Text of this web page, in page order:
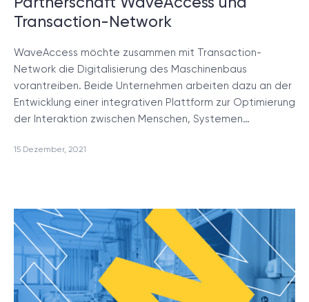
Transaction-Network
WaveAccess möchte zusammen mit Transaction-
Network die Digitalisierung des Maschinenbaus
vorantreiben. Beide Unternehmen arbeiten dazu an der
Entwicklung einer integrativen Plattform zur Optimierung
der Interaktion zwischen Menschen, Systemen…
15 Dezember, 2021